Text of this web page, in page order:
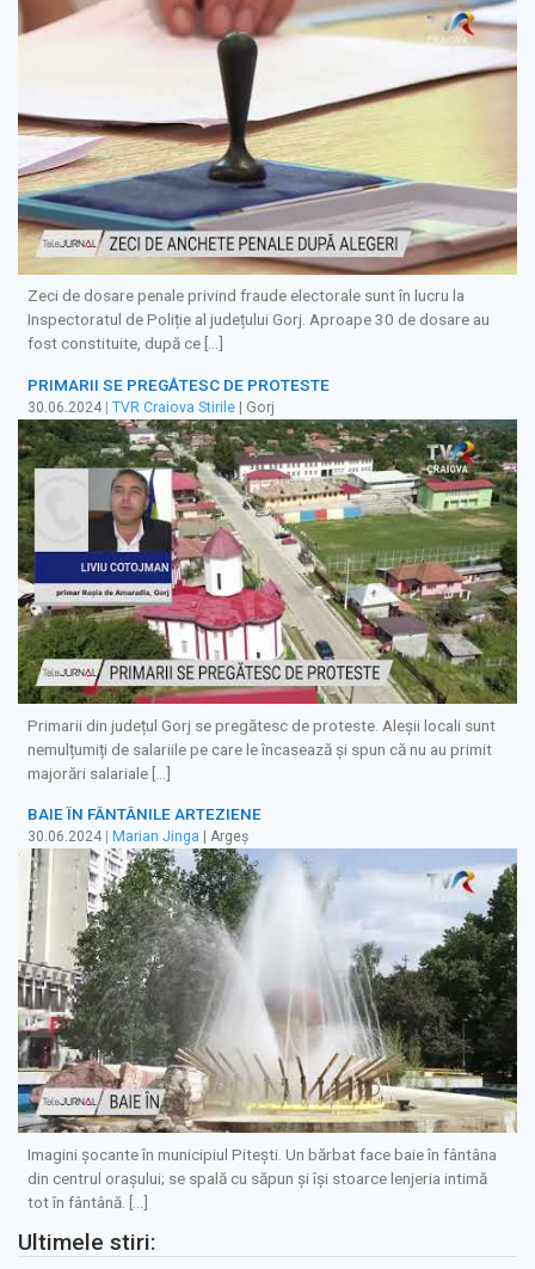
Zeci de dosare penale privind fraude electorale sunt în lucru la
Inspectoratul de Poliție al județului Gorj. Aproape 30 de dosare au
fost constituite, după ce […]
PRIMARII SE PREGĂTESC DE PROTESTE
30.06.2024 | TVR Craiova Stirile | Gorj
Primarii din județul Gorj se pregătesc de proteste. Aleșii locali sunt
nemulțumiți de salariile pe care le încasează și spun că nu au primit
majorări salariale […]
BAIE ÎN FÂNTÂNILE ARTEZIENE
30.06.2024 Marian Jinga | Argeș
Imagini șocante în municipiul Pitești. Un bărbat face baie în fântâna
din centrul orașului; se spală cu săpun și își stoarce lenjeria intimă
tot în fântână. […]
Ultimele stiri: